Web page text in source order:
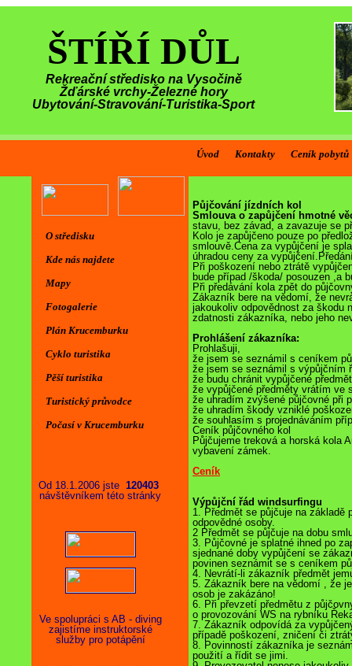
ŠTÍŘÍ DŮL
Rekreační středisko na Vysočině
Žďárské vrchy-Železné hory
Ubytování-Stravování-Turistika-Sport
Úvod Kontakty Ceník pobytů
Půjčování jízdních kol
Smlouva o zapůjčení hmotné
stavu, bez závad, a zavazuje se
Kolo je zapůjčeno pouze po
smlouvě.Cena za vypůjčení je
úhradou ceny za
Při poškození nebo ztrátě
bude případ /škoda/ posouzen ,a
Při předávání kola zpět do
Zákazník bere na vědomí, že
jakoukoliv odpovědnost za škodu
zdatnosti zákazníka, nebo jeho
Prohlášení zákazníka:
Prohlašuji,
že jsem se seznámil s ceníkem
že jsem se seznámil s výpůjčním
že budu chránit vypůjčené
že vypůjčené předměty vrátím ve
že uhradím zvýšené půjčovné při
že uhradím škody vzniklé
že souhlasím s projednáváním
Ceník půjčovného kol
Půjčujeme treková a horská kola
vybavení zámek.
Ceník
Výpůjční řád windsurfingu
1. Předmět se půjčuje na základě
odpovědné osoby.
2 Předmět se půjčuje na dobu
3. Půjčovné je splatné ihned po
sjednané doby vypůjčení se
povinen seznámit se s ceníkem
4. Nevrátí-li zákazník předmět
5. Zákazník bere na vědomí , že
osob je zakázáno!
6. Při převzetí předmětu z
o provozování WS na rybníku
7. Zákazník odpovídá za
případě poškození, zničení či
8. Povinností zákazníka je
použití a řídit se jimi.
Od 18.1.2006 jste 120403
návštěvníkem této stránky
Ve spolupráci s AB - diving
zajistíme instruktorské
služby pro potápění
O středisku
Kde nás najdete
Mapy
Fotogalerie
Plán Krucemburku
Cyklo turistika
Pěší turistika
Turistický průvodce
Počasí v Krucemburku